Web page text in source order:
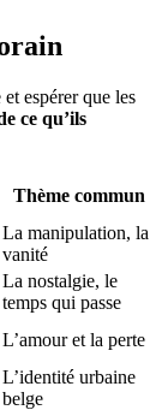
espérer que les
ce qu’ils
Thème commun
La manipulation, la
vanité
La nostalgie, le
temps qui passe
L’amour et la perte
L’identité urbaine
belge